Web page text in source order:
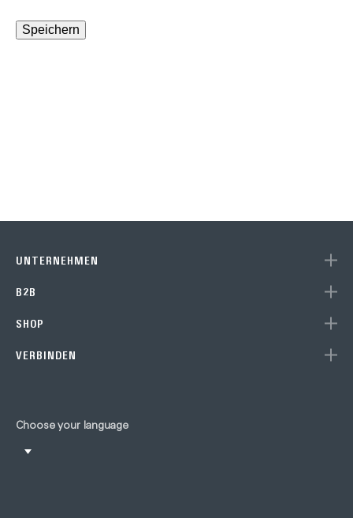
UNTERNEHMEN
B2B
SHOP
VERBINDEN
Choose your language